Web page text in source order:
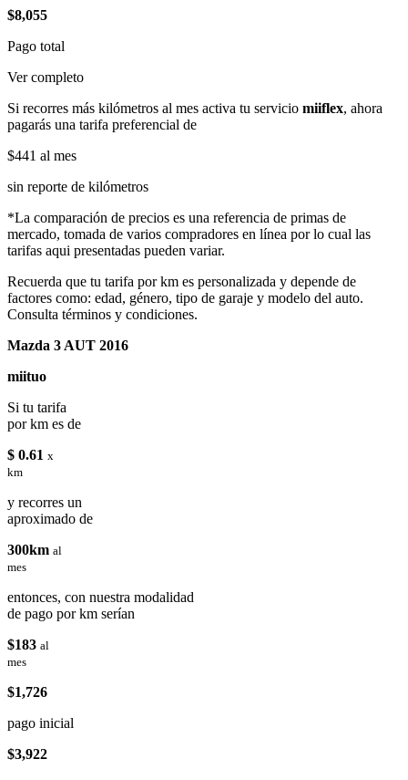
$8,055
Pago total
Ver completo
Si recorres más kilómetros al mes activa tu servicio miiflex, ahora
pagarás una tarifa preferencial de
$441 al mes
sin reporte de kilómetros
*La comparación de precios es una referencia de primas de
mercado, tomada de varios compradores en línea por lo cual las
tarifas aqui presentadas pueden variar.
Recuerda que tu tarifa por km es personalizada y depende de
factores como: edad, género, tipo de garaje y modelo del auto.
Consulta términos y condiciones.
Mazda 3 AUT 2016
miituo
Si tu tarifa
por km es de
$ 0.61 x
km
y recorres un
aproximado de
300km al
mes
entonces, con nuestra modalidad
de pago por km serían
$183 al
mes
$1,726
pago inicial
$3,922